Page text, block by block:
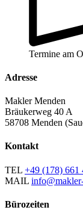
Termine am
Adresse
Makler Menden
Bräukerweg 40 A
58708 Menden
Kontakt
TEL +49 (178) 661
MAIL
Bürozeiten